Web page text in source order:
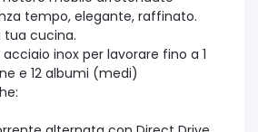
tempo, elegante, raffinato.
tua cucina.
inox per lavorare fino a 1
e 12 albumi (medi)